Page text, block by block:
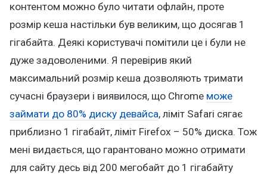
контентом можно було читати офлайн, проте
розмір кеша настільки був великим, що досягав 1
гігабайта. Деякі користувачі помітили це і були не
дуже задоволеними. Я перевірив який
максимальний розмір кеша дозволяють тримати
сучасні браузери і виявилося, що Chrome може
займати до 80% диску девайса, ліміт Safari сягає
приблизно 1 гігабайт, ліміт Firefox – 50% диска. Тож
мені видається, що гарантовано можно отримати
для сайту десь від 200 мегобайт до 1 гігабайту